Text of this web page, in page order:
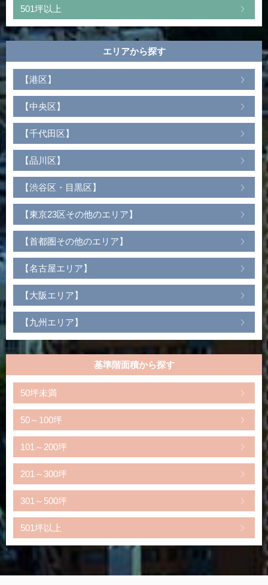
501坪以上
エリアから探す
【港区】
【中央区】
【千代田区】
【品川区】
【渋谷区・目黒区】
【東京23区その他のエリア】
【首都圏その他のエリア】
【名古屋エリア】
【大阪エリア】
【九州エリア】
基準階面積から探す
50坪未満
50～100坪
101～200坪
201～300坪
301～500坪
501坪以上